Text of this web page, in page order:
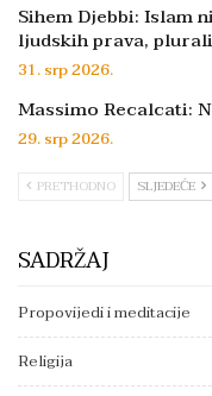
Sihem Djebbi: Islam
ljudskih prava,
31. srp 2026.
Massimo Recalcati:
29. srp 2026.
PRETHODNO SLJEDEĆE
SADRŽAJ
Propovijedi i meditacije
Religija